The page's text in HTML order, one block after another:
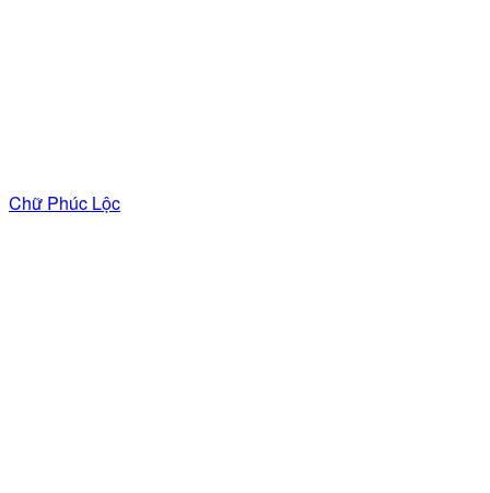
Chữ Phúc Lộc